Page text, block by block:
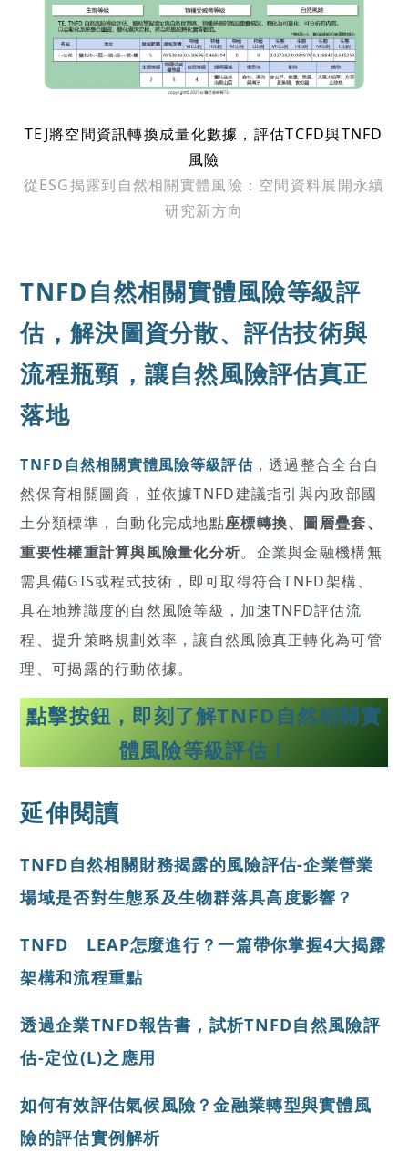
TEJ將空間資訊轉換成量化數據，評估TCFD與TNFD
風險
從ESG揭露到自然相關實體風險：空間資料展開永續
研究新方向
TNFD自然相關實體風險等級評
估，解決圖資分散、評估技術與
流程瓶頸，讓自然風險評估真正
落地
TNFD自然相關實體風險等級評估，透過整合全台自
然保育相關圖資，並依據TNFD建議指引與內政部國
土分類標準，自動化完成地點座標轉換、圖層疊套、
重要性權重計算與風險量化分析。企業與金融機構無
需具備GIS或程式技術，即可取得符合TNFD架構、
具在地辨識度的自然風險等級，加速TNFD評估流
程、提升策略規劃效率，讓自然風險真正轉化為可管
理、可揭露的行動依據。
點擊按鈕，即刻了解TNFD自然相關實
體風險等級評估！
延伸閱讀
TNFD自然相關財務揭露的風險評估-企業營業
場域是否對生態系及生物群落具高度影響？
TNFD LEAP怎麼進行？一篇帶你掌握4大揭露
架構和流程重點
透過企業TNFD報告書，試析TNFD自然風險評
估-定位(L)之應用
如何有效評估氣候風險？金融業轉型與實體風
險的評估實例解析